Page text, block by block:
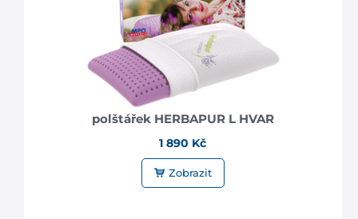
polštářek HERBAPUR L HVAR
1 890 Kč
Zobrazit